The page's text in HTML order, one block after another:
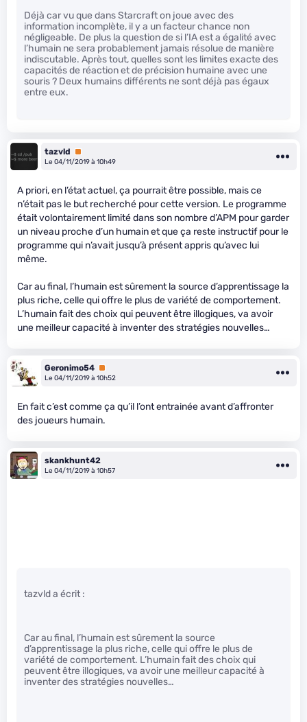
Déjà car vu que dans Starcraft on joue avec des
information incomplète, il y a un facteur chance non
négligeable. De plus la question de si l’IA est a égalité avec
l’humain ne sera probablement jamais résolue de manière
indiscutable. Après tout, quelles sont les limites exacte des
capacités de réaction et de précision humaine avec une
souris ? Deux humains différents ne sont déjà pas égaux
entre eux.
tazvld
Premium
Le 04/11/2019 à 10h49
A priori, en l’état actuel, ça pourrait être possible, mais ce
n’était pas le but recherché pour cette version. Le programme
était volontairement limité dans son nombre d’APM pour garder
un niveau proche d’un humain et que ça reste instructif pour le
programme qui n’avait jusqu’à présent appris qu’avec lui
même.
Car au final, l’humain est sûrement la source d’apprentissage la
plus riche, celle qui offre le plus de variété de comportement.
L’humain fait des choix qui peuvent être illogiques, va avoir
une meilleur capacité à inventer des stratégies nouvelles…
Geronimo54 Premium
Le 04/11/2019 à 10h52
En fait c’est comme ça qu’il l’ont entrainée avant d’affronter
des joueurs humain.
skankhunt42
Le 04/11/2019 à 10h57
tazvld a écrit :
Car au final, l’humain est sûrement la source
d’apprentissage la plus riche, celle qui offre le plus de
variété de comportement. L’humain fait des choix qui
peuvent être illogiques, va avoir une meilleur capacité à
inventer des stratégies nouvelles…